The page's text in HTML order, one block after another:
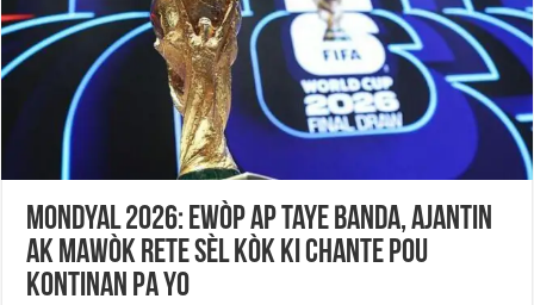
Mondyal 2026: Ewòp ap taye banda, Ajantin
ak Mawòk rete sèl kòk ki chante pou
kontinan pa yo